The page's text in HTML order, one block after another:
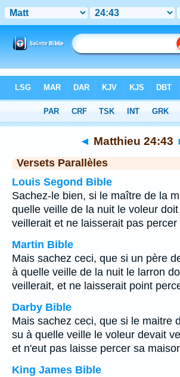
Chapitre 24> Verset 43
◄ Matthieu 24:43
Versets Parallèles
Louis Segond Bible
Sachez-le bien, si le maître de la
quelle veille de la nuit le voleur doit
veillerait et ne laisserait pas percer
Martin Bible
Mais sachez ceci, que si un père
à quelle veille de la nuit le larron
veillerait, et ne laisserait point
Darby Bible
Mais sachez ceci, que si le maitre
su à quelle veille le voleur devait
et n'eut pas laisse percer sa
King James Bible